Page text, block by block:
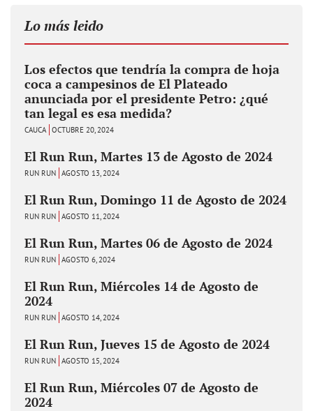
Lo más leido
Los efectos que tendría la compra de hoja
coca a campesinos de El Plateado
anunciada por el presidente Petro: ¿qué
tan legal es esa medida?
CAUCA OCTUBRE 20, 2024
El Run Run, Martes 13 de Agosto de 2024
RUN RUN AGOSTO 13, 2024
El Run Run, Domingo 11 de Agosto de 2024
RUN RUN AGOSTO 11, 2024
El Run Run, Martes 06 de Agosto de 2024
RUN RUN AGOSTO 6, 2024
El Run Run, Miércoles 14 de Agosto de
2024
RUN RUN AGOSTO 14, 2024
El Run Run, Jueves 15 de Agosto de 2024
RUN RUN AGOSTO 15, 2024
El Run Run, Miércoles 07 de Agosto de
2024